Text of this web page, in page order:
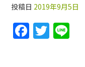
投稿日 2019年9月5日
F T